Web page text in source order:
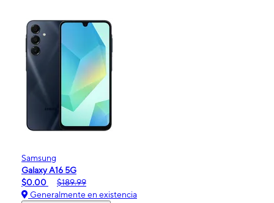
Samsung
Galaxy A16 5G
$0.00
$189.99
Generalmente en existencia